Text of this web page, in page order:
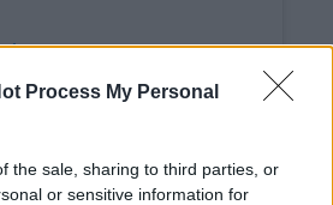
Process My Personal
the sale, sharing to third parties, or
or sensitive information for
Instagram